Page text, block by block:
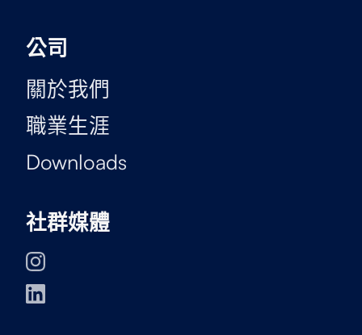
公司
關於我們
職業生涯
Downloads
社群媒體